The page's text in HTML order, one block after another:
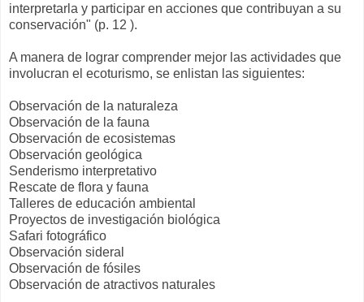
interpretarla y participar en acciones que contribuyan a su
conservación" (p. 12 ).
A manera de lograr comprender mejor las actividades que
involucran el ecoturismo, se enlistan las siguientes:
Observación de la naturaleza
Observación de la fauna
Observación de ecosistemas
Observación geológica
Senderismo interpretativo
Rescate de flora y fauna
Talleres de educación ambiental
Proyectos de investigación biológica
Safari fotográfico
Observación sideral
Observación de fósiles
Observación de atractivos naturales